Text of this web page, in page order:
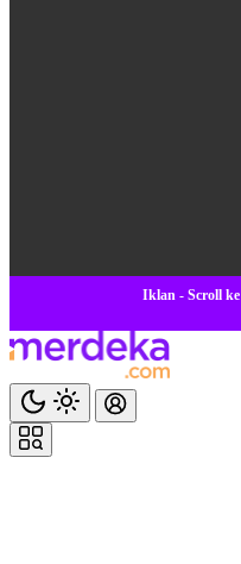
Iklan - Scroll